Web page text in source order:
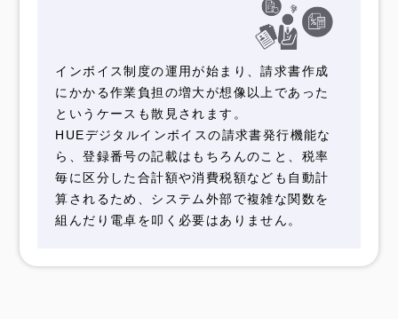
インボイス制度の運用が始まり、請求書作成
にかかる作業負担の増大が想像以上であった
というケースも散見されます。
HUEデジタルインボイスの請求書発行機能な
ら、登録番号の記載はもちろんのこと、税率
毎に区分した合計額や消費税額なども自動計
算されるため、システム外部で複雑な関数を
組んだり電卓を叩く必要はありません。